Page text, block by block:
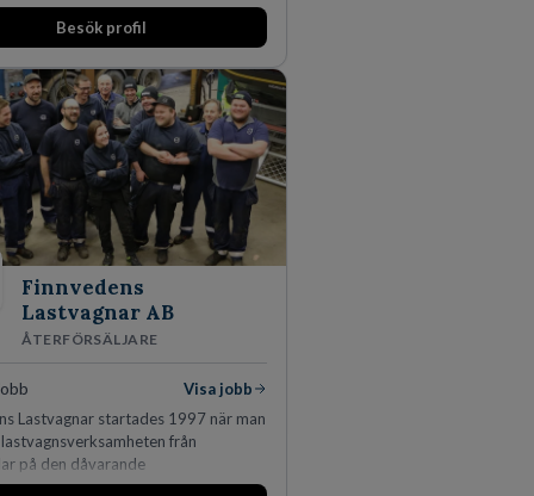
Besök profil
Finnvedens
Lastvagnar AB
ÅTERFÖRSÄLJARE
Visa jobb
Lastvagnar startades 1997 när man
från
på den dåvarande
i Värnamo. Sedan dess har